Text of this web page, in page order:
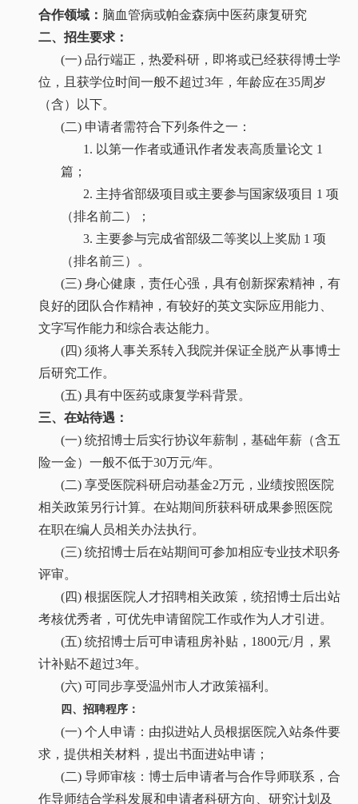
合作领域： 脑血管病或帕金森病中医药康复研究
二、 招生要求：
(一) 品行端正，热爱科研，即将或已经获得博士学
位，且获学位时间一般不超过3年，年龄应在35周岁
（含）以下。
(二) 申请者需符合下列条件之一：
1. 以第一作者或通讯作者发表高质量论文 1
篇；
2. 主持省部级项目或主要参与国家级项目 1 项
（排名前二）；
3. 主要参与完成省部级二等奖以上奖励 1 项
（排名前三）。
(三) 身心健康，责任心强，具有创新探索精神，有
良好的团队合作精神，有较好的英文实际应用能力、
文字写作能力和综合表达能力。
(四) 须将人事关系转入我院并保证全脱产从事博士
后研究工作。
(五) 具有中医药或康复学科背景。
三、 在站待遇：
(一) 统招博士后实行协议年薪制，基础年薪（含五
险一金）一般不低于30万元/年。
(二) 享受医院科研启动基金2万元，业绩按照医院
相关政策另行计算。 在站期间所获科研成果参照医院
在职在编人员相关办法执行。
(三) 统招博士后在站期间可参加相应专业技术职务
评审。
(四) 根据医院人才招聘相关政策，统招博士后出站
考核优秀者，可优先申请留院工作或作为人才引进。
(五) 统招博士后可申请租房补贴，1800元/月，累
计补贴不超过3年。
(六) 可同步享受温州市人才政策福利。
四、 招聘程序：
(一) 个人申请：由拟进站人员根据医院入站条件要
求，提供相关材料，提出书面进站申请；
(二) 导师审核：博士后申请者与合作导师联系，合
作导师结合学科发展和申请者科研方向、研究计划及